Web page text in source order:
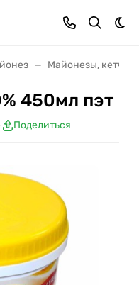
Майонезы,
450мл пэт
Поделиться